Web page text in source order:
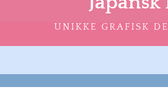
UNIKKE GRAFISK